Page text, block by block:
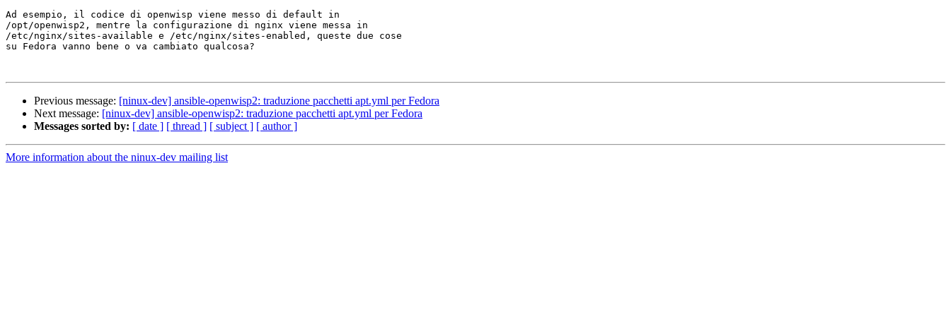
Ad esempio, il codice di openwisp viene messo di default in
/opt/openwisp2, mentre la configurazione di nginx viene messa in
/etc/nginx/sites-available e /etc/nginx/sites-enabled, queste due cose
su Fedora vanno bene o va cambiato qualcosa?
Previous message: [ninux-dev] ansible-openwisp2: traduzione pacchetti apt.yml per Fedora
Next message: [ninux-dev] ansible-openwisp2: traduzione pacchetti apt.yml per Fedora
Messages sorted by: [ date ] [ thread ] [ subject ] [ author ]
More information about the ninux-dev mailing list